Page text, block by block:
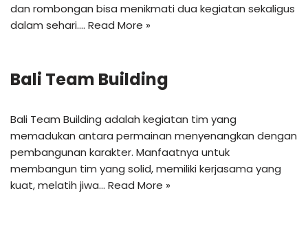
dan rombongan bisa menikmati dua kegiatan sekaligus
dalam sehari.… Read More »
Bali Team Building
Bali Team Building adalah kegiatan tim yang
memadukan antara permainan menyenangkan dengan
pembangunan karakter. Manfaatnya untuk
membangun tim yang solid, memiliki kerjasama yang
kuat, melatih jiwa… Read More »